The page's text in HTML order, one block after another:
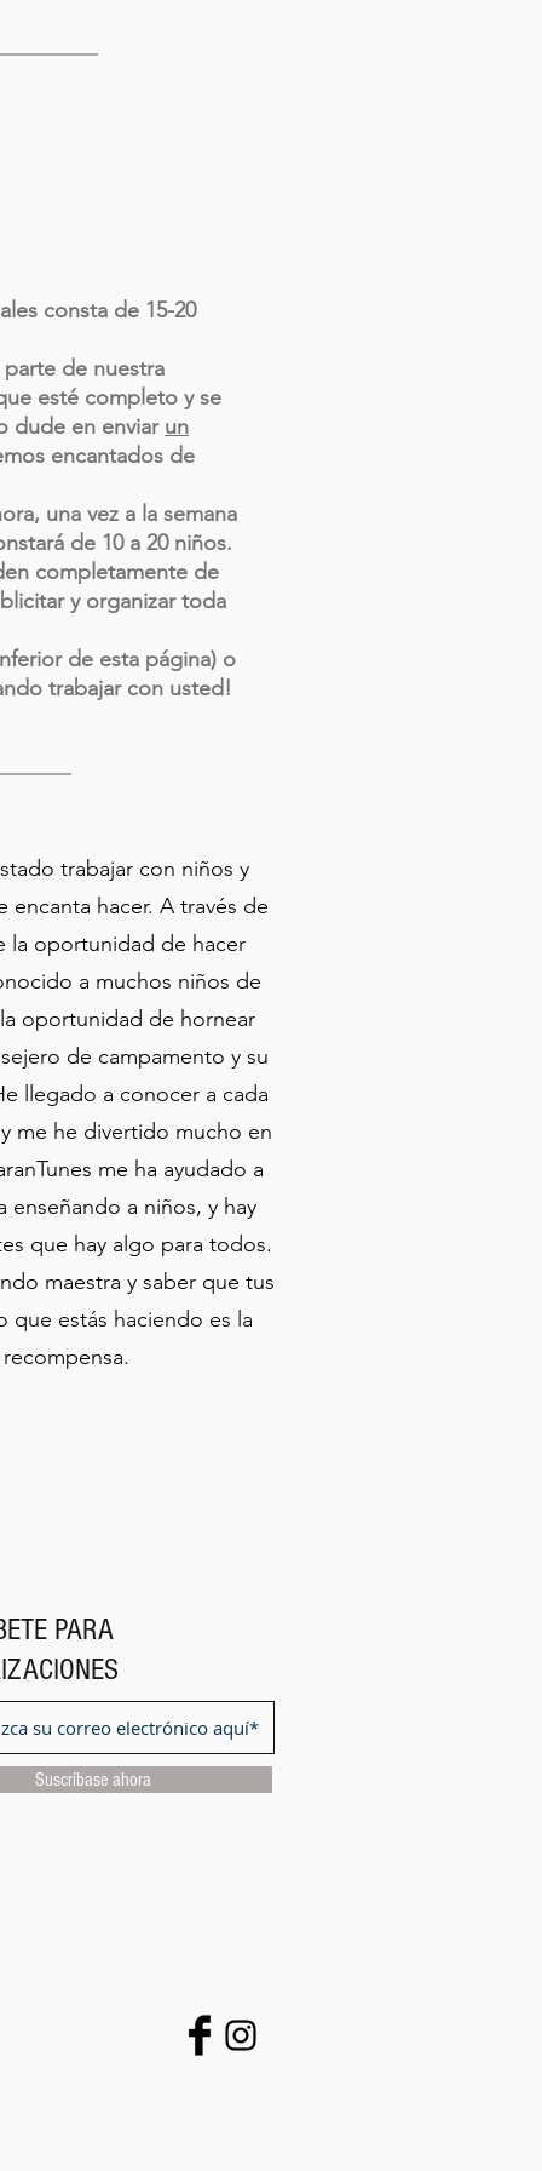
consta de 15-20
de nuestra
esté completo y se
dude en enviar un
encantados de
una vez a la semana
de 10 a 20 niños.
completamente de
y organizar toda
de esta página) o
trabajar con usted!
trabajar con niños y
encanta hacer. A través de
la oportunidad de hacer
a muchos niños de
oportunidad de hornear
de campamento y su
llegado a conocer a cada
me he divertido mucho en
me ha ayudado a
enseñando a niños, y hay
que hay algo para todos.
maestra y saber que tus
que estás haciendo es la
PARA
Suscríbase ahora